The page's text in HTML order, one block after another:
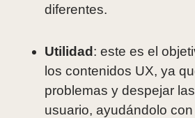
diferentes.
Utilidad : este es el
los contenidos UX, ya
problemas y despejar
usuario, ayudándolo